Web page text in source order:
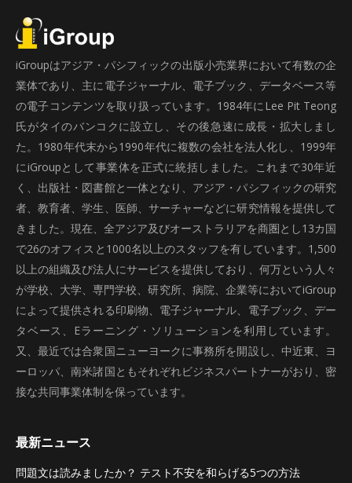
iGroupはアジア・パシフィックの出版小売業界において有数の企
業体であり、主に電子ジャーナル、電子ブック、データベース等
の電子コンテンツを取り扱っています。1984年にLee Pit Teong
氏がタイのバンコクに設立し、その後急速に成長・拡大しまし
た。1980年代末から1990年代に複数の会社を法人化し、1999年
にiGroupとして事業体を正式に統括しました。これまで30年近
く、出版社・図書館と一体となり、アジア・パシフィックの研究
者、教育者、学生、医師、サーチャーなどに研究情報を提供して
きました。現在、全アジア及びオーストラリアを商圏とし13カ国
で26のオフィスと1000名以上のスタッフを有しています。1,500
以上の組織及び法人にサービスを提供しており、何万という人々
が学校、大学、専門学校、研究所、病院、企業等においてiGroup
によって提供される印刷物、電子ジャーナル、電子ブック、デー
タベース、Eラーニング・ソリューションを利用しています。
又、最近では合衆国ニューヨークに事務所を開設し、中近東、ヨ
ーロッパ、南米諸国ともそれぞれビジネスパートナーがおり、密
接な共同事業体制を保っています。
最新ニュース
問題文は読みましたか？ テスト不安を和らげる5つの方法